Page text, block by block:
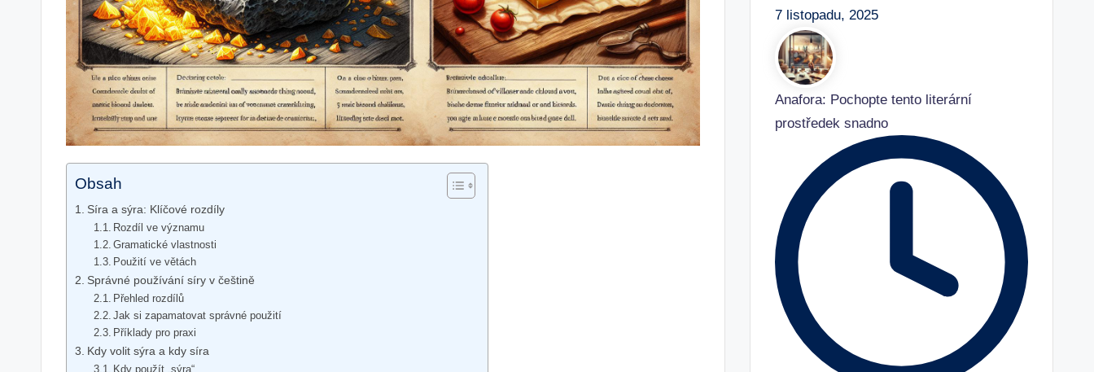
Obsah
Síra a sýra: Klíčové rozdíly
Rozdíl ve významu
Gramatické vlastnosti
Použití ve větách
Správné používání síry v češtině
Přehled rozdílů
Jak si zapamatovat správné použití
Příklady pro praxi
Kdy volit sýra a kdy síra
Kdy použít „sýra“
7 listopadu, 2025
Anafora: Pochopte tento literární
prostředek snadno